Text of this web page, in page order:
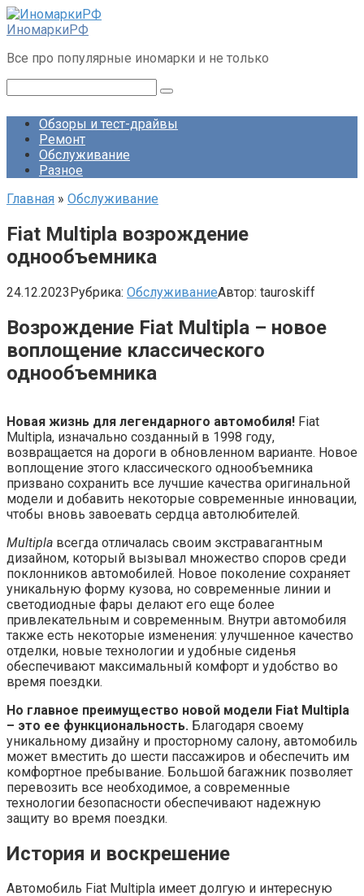
Перейти
к
ИномаркиРФ
Все про популярные иномарки и не только
Обзоры и тест-драйвы
Ремонт
Обслуживание
Разное
Главная » Обслуживание
Fiat Multipla возрождение
однообъемника
24.12.2023Рубрика: ОбслуживаниеАвтор: tauroskiff
Возрождение Fiat Multipla – новое
воплощение классического
однообъемника
Новая жизнь для легендарного автомобиля! Fiat
Multipla, изначально созданный в 1998 году,
возвращается на дороги в обновленном варианте. Новое
воплощение этого классического однообъемника
призвано сохранить все лучшие качества оригинальной
модели и добавить некоторые современные инновации,
чтобы вновь завоевать сердца автолюбителей.
Multipla всегда отличалась своим экстравагантным
дизайном, который вызывал множество споров среди
поклонников автомобилей. Новое поколение сохраняет
уникальную форму кузова, но современные линии и
светодиодные фары делают его еще более
привлекательным и современным. Внутри автомобиля
также есть некоторые изменения: улучшенное качество
отделки, новые технологии и удобные сиденья
обеспечивают максимальный комфорт и удобство во
время поездки.
Но главное преимущество новой модели Fiat Multipla
– это ее функциональность. Благодаря своему
уникальному дизайну и просторному салону, автомобиль
может вместить до шести пассажиров и обеспечить им
комфортное пребывание. Большой багажник позволяет
перевозить все необходимое, а современные
технологии безопасности обеспечивают надежную
защиту во время поездки.
История и воскрешение
Автомобиль Fiat Multipla имеет долгую и интересную